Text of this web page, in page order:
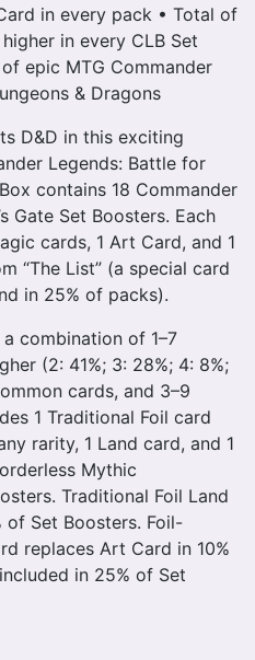
in every pack • Total of
in every CLB Set
epic MTG Commander
& Dragons
D&D in this exciting
Legends: Battle for
contains 18 Commander
Gate Set Boosters. Each
cards, 1 Art Card, and 1
“The List” (a special card
in 25% of packs).
combination of 1–7
(2: 41%; 3: 28%; 4: 8%;
cards, and 3–9
1 Traditional Foil card
rarity, 1 Land card, and 1
Mythic
Traditional Foil Land
of Set Boosters. Foil-
replaces Art Card in 10%
in 25% of Set